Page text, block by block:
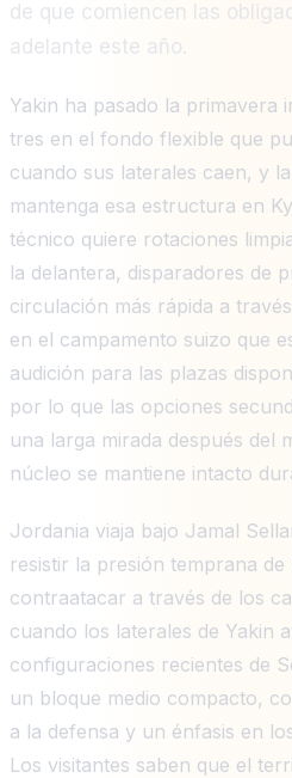
de que comiencen las
adelante este año.
Yakin ha pasado la primavera
tres en el fondo flexible que
cuando sus laterales caen, y
mantenga esa estructura en
técnico quiere rotaciones
la delantera, disparadores de
circulación más rápida a
en el campamento suizo que
audición para las plazas
por lo que las opciones
una larga mirada después del
núcleo se mantiene intacto
Jordania viaja bajo Jamal
resistir la presión temprana
contraatacar a través de los
cuando los laterales de Yakin
configuraciones recientes de
un bloque medio compacto,
a la defensa y un énfasis en
Los visitantes saben que el